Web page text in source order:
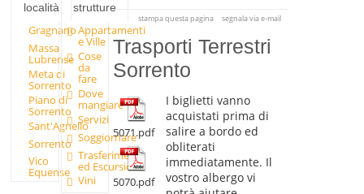
località
Gragnano
Massa
Lubrense
Meta di
Sorrento
Piano di
Sorrento
Sant'Agnello
Sorrento
Vico
Equense
strutture
Appartamenti
e Ville
Cose
da
fare
Dove
mangiare
Servizi
Soggiornare
Trasferimenti
ed Escursioni
Vini
stampa questa pagina segnala via e-mail
Trasporti Terrestri
Sorrento
5071.pdf
5070.pdf
I biglietti vanno
acquistati prima di
salire a bordo ed
obliterati
immediatamente. Il
vostro albergo vi